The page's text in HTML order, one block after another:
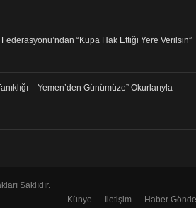
“Kupa Hak Ettiği Yere Verilsin”
– Yemen’den Günümüze” Okurlarıyla
Saklıdır.
Künye
İletişim Haber